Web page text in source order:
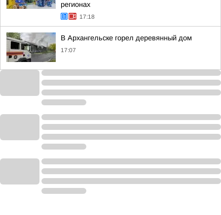
регионах
17:18
В Архангельске горел деревянный дом
17:07